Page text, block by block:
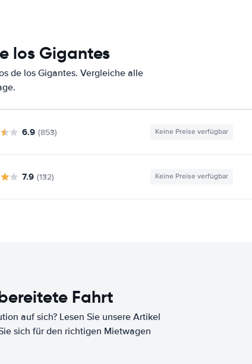
los Gigantes
de los Gigantes. Vergleiche alle
6.9 (853) Keine Preise verfügbar
7.9 (132) Keine Preise verfügbar
Fahrt
auf sich? Lesen Sie unsere Artikel
sich für den richtigen Mietwagen